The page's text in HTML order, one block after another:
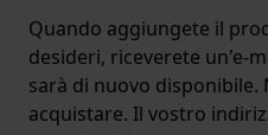
Quando aggiungete il
desideri, riceverete un'e-
sarà di nuovo disponibile.
acquistare. Il vostro